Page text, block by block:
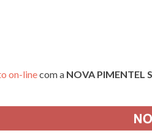
on-linecom a NOVA PIMENTEL